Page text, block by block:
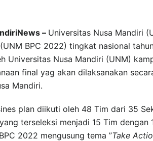
– Universitas Nusa Mandiri
BPC 2022) tingkat nasional
Universitas Nusa Mandiri (UNM)
final yag akan dilaksanakan
Mandiri.
plan diikuti oleh 48 Tim dari 35
terseleksi menjadi 15 Tim dengan
2022 mengusung tema ”Take